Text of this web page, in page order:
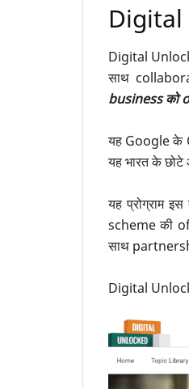
Digital
Digital
साथ
business को
यह Google के
यह भारत के
यह प्रोग्राम
scheme की
साथ
Digital